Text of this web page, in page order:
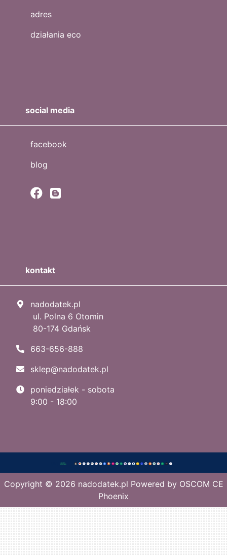
adres
działania eco
social media
facebook
blog
kontakt
nadodatek.pl
ul. Polna 6 Otomin
80-174 Gdańsk
663-656-888
sklep@nadodatek.pl
poniedziałek - sobota
9:00 - 18:00
Copyright © 2026 nadodatek.pl Powered by OSCOM CE
Phoenix